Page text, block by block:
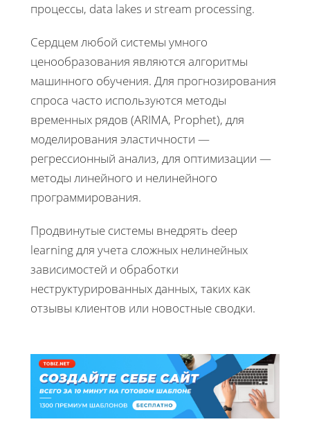
процессы, data lakes и stream processing.
Сердцем любой системы умного
ценообразования являются алгоритмы
машинного обучения. Для прогнозирования
спроса часто используются методы
временных рядов (ARIMA, Prophet), для
моделирования эластичности —
регрессионный анализ, для оптимизации —
методы линейного и нелинейного
программирования.
Продвинутые системы внедрять deep
learning для учета сложных нелинейных
зависимостей и обработки
неструктурированных данных, таких как
отзывы клиентов или новостные сводки.